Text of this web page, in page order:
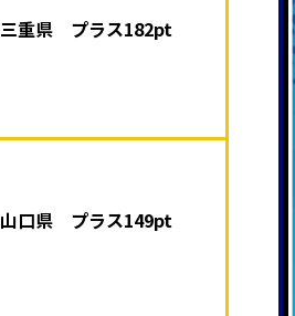
三重県 プラス182pt
山口県 プラス149pt